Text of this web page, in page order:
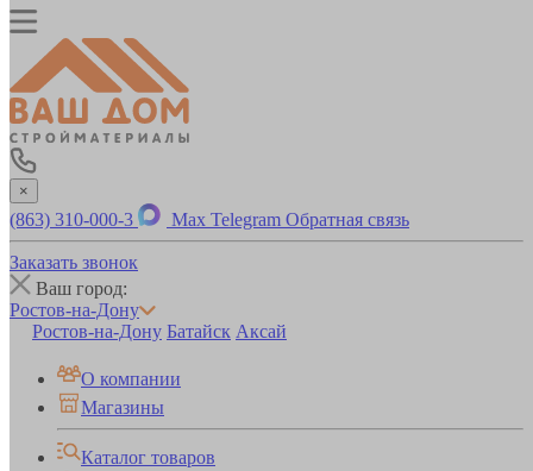
×
(863) 310-000-3 Max Telegram Обратная связь
Заказать звонок
Ваш город:
Ростов-на-Дону
Ростов-на-Дону Батайск Аксай
О компании
Магазины
Каталог товаров